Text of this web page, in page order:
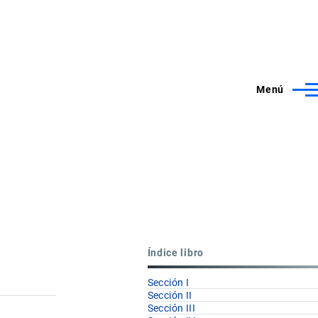
Menú
Índice libro
Sección I
Sección II
Sección III